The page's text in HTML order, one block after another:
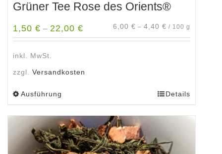
Grüner Tee Rose des Orients®
1,50 € – 22,00 € 6,00 € – 4,40 € / 100 g
inkl. MwSt.
zzgl. Versandkosten
Ausführung
weist
mehrere
Varianten
Details